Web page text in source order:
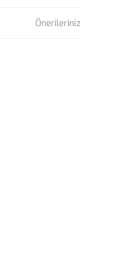
Önerileriniz